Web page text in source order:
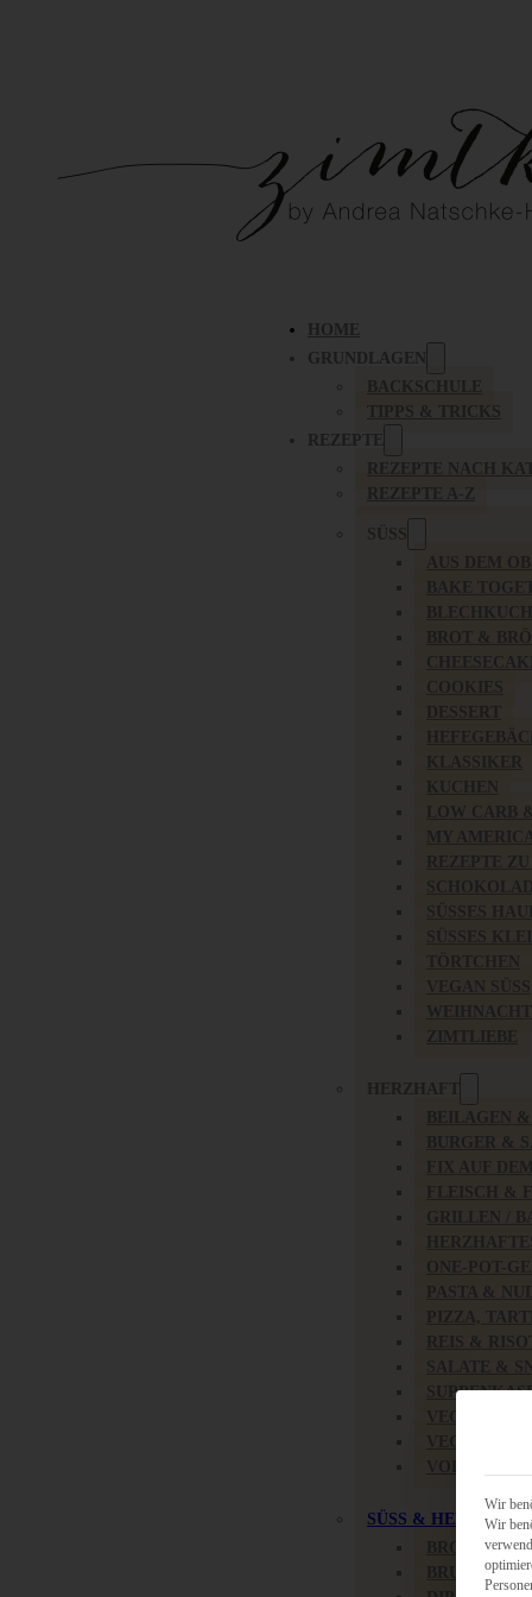
HOME
GRUNDLAGEN
BACKSCHULE
TIPPS & TRICKS
REZEPTE
REZEPTE NACH
REZEPTE A-Z
SÜSS
HERZHAFT
SALATE &
SÜSS & HERZHAFT
BRUNCH &
Wir
Wir